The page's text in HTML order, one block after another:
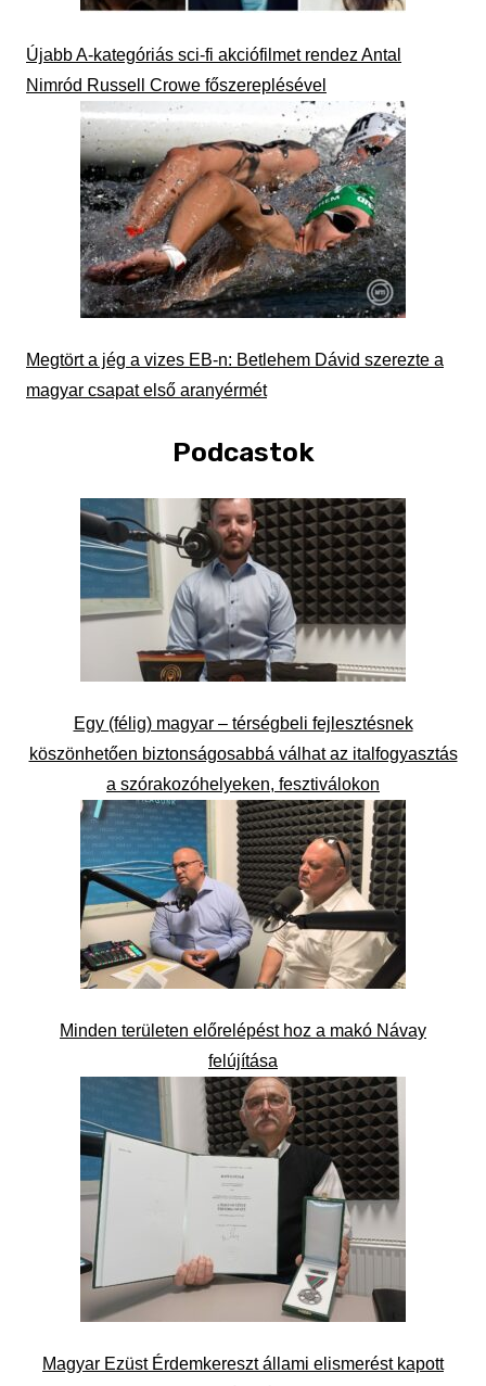
Újabb A-kategóriás sci-fi akciófilmet rendez Antal
Nimród Russell Crowe főszereplésével
Megtört a jég a vizes EB-n: Betlehem Dávid szerezte a
magyar csapat első aranyérmét
Podcastok
Egy (félig) magyar – térségbeli fejlesztésnek
köszönhetően biztonságosabbá válhat az italfogyasztás
a szórakozóhelyeken, fesztiválokon
Minden területen előrelépést hoz a makó Návay
felújítása
Magyar Ezüst Érdemkereszt állami elismerést kapott